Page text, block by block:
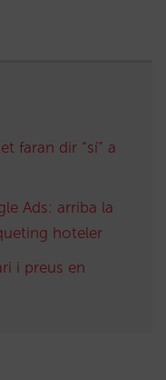
faran dir “sí” a
Ads: arriba la
hoteler
i preus en